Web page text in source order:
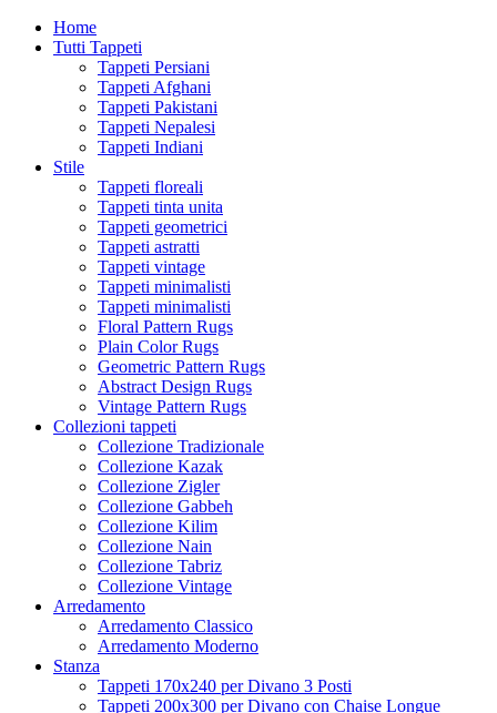
Home
Tutti Tappeti
Tappeti Persiani
Tappeti Afghani
Tappeti Pakistani
Tappeti Nepalesi
Tappeti Indiani
Stile
Tappeti floreali
Tappeti tinta unita
Tappeti geometrici
Tappeti astratti
Tappeti vintage
Tappeti minimalisti
Tappeti minimalisti
Floral Pattern Rugs
Plain Color Rugs
Geometric Pattern Rugs
Abstract Design Rugs
Vintage Pattern Rugs
Collezioni tappeti
Collezione Tradizionale
Collezione Kazak
Collezione Zigler
Collezione Gabbeh
Collezione Kilim
Collezione Nain
Collezione Tabriz
Collezione Vintage
Arredamento
Arredamento Classico
Arredamento Moderno
Stanza
Tappeti 170x240 per Divano 3 Posti
Tappeti 200x300 per Divano con Chaise Longue